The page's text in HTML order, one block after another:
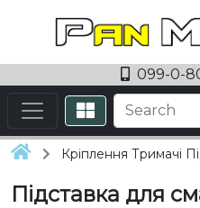
099-0-
Кріплення Тримачі
Підставка для